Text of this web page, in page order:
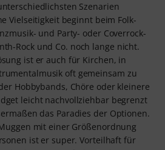
Szenarien
Vielseitigkeit beginnt beim Folk-
und Party- oder Coverrock-
Rock und Co. noch lange nicht.
ist er auch für Kirchen, in
oft gemeinsam zu
Hobbybands, Chöre oder kleinere
leicht nachvollziehbar begrenzt
das Paradies der Optionen.
mit einer Größenordnung
ist er super. Vorteilhaft für